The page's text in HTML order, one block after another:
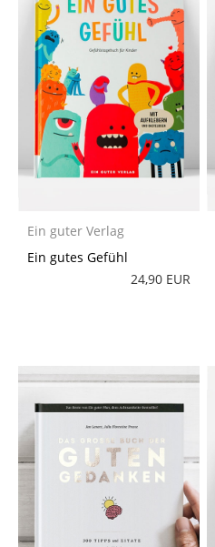
Ein guter Verlag
Ein gutes Gefühl
24,90 EUR